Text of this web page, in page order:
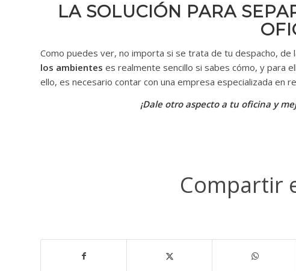
LA SOLUCIÓN PARA
Como puedes ver, no importa si se trata de tu despacho, de
los ambientes es realmente sencillo si sabes cómo, y para
ello, es necesario contar con una empresa especializada en
¡Dale otro aspecto a tu oficina y
Compartir